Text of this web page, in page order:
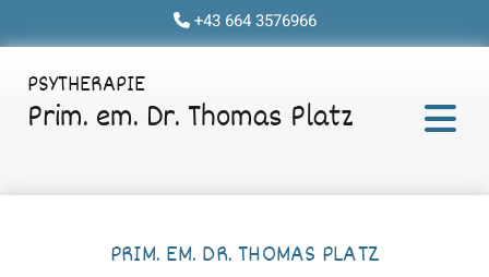
 +43 664 3576966
PSYTHERAPIE
Prim. em. Dr. Thomas Platz
PRIM. EM. DR. THOMAS PLATZ